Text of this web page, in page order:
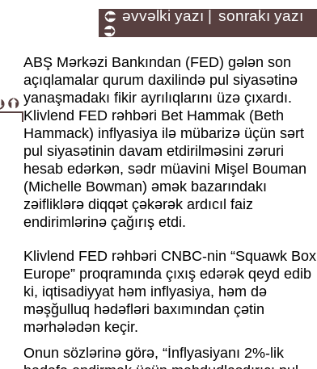
əvvəlki yazı | sonrakı yazı
ABŞ Mərkəzi Bankından (FED) gələn son
açıqlamalar qurum daxilində pul siyasətinə
yanaşmadakı fikir ayrılıqlarını üzə çıxardı.
Klivlend FED rəhbəri Bet Hammak (Beth
Hammack) inflyasiya ilə mübarizə üçün sərt
pul siyasətinin davam etdirilməsini zəruri
hesab edərkən, sədr müavini Mişel Bouman
(Michelle Bowman) əmək bazarındakı
zəifliklərə diqqət çəkərək ardıcıl faiz
endirimlərinə çağırış etdi.
Klivlend FED rəhbəri CNBC-nin “Squawk Box
Europe” proqramında çıxış edərək qeyd edib
ki, iqtisadiyyat həm inflyasiya, həm də
məşğulluq hədəfləri baxımından çətin
mərhələdən keçir.
Onun sözlərinə görə, “İnflyasiyanı 2%-lik